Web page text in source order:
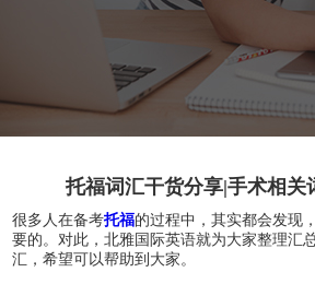
托福词汇干货分享|手术相关
很多人在备考托福的过程中，其实都会发现
要的。对此，北雅国际英语就为大家整理汇
汇，希望可以帮助到大家。